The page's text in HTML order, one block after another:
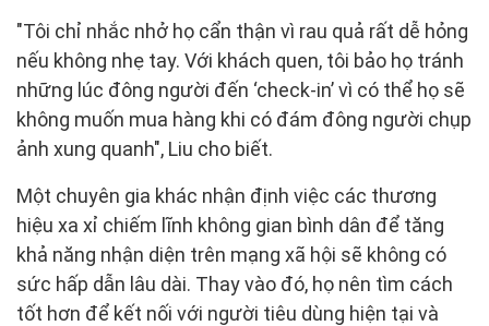
"Tôi chỉ nhắc nhở họ cẩn thận vì rau quả rất dễ hỏng
nếu không nhẹ tay. Với khách quen, tôi bảo họ tránh
những lúc đông người đến ‘check-in’ vì có thể họ sẽ
không muốn mua hàng khi có đám đông người chụp
ảnh xung quanh", Liu cho biết.
Một chuyên gia khác nhận định việc các thương
hiệu xa xỉ chiếm lĩnh không gian bình dân để tăng
khả năng nhận diện trên mạng xã hội sẽ không có
sức hấp dẫn lâu dài. Thay vào đó, họ nên tìm cách
tốt hơn để kết nối với người tiêu dùng hiện tại và